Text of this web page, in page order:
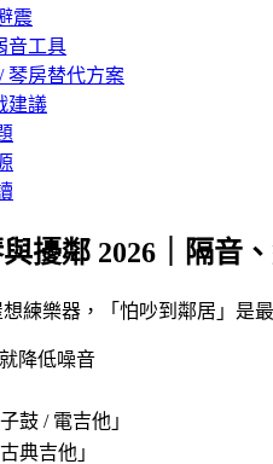
震
音工具
琴房替代方案
建議
擾鄰 2026｜隔音
練樂器，「 怕吵到鄰居 」是
降低噪音
鼓 / 電吉他 」
典吉他 」